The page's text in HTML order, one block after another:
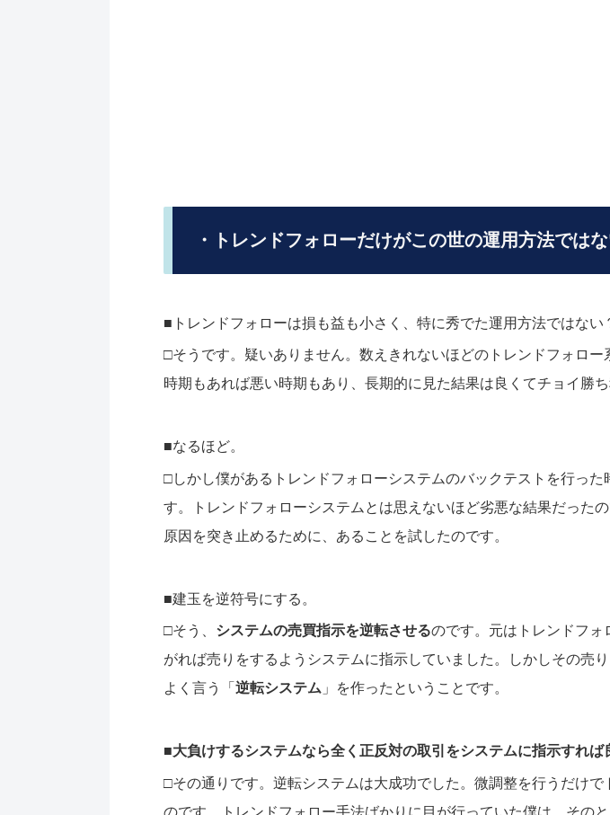
・トレンドフォローだけがこの世の運用方法では
■トレンドフォローは損も益も小さく、特に秀でた運用方法ではない
□そうです。疑いありません。数えきれないほどのトレンドフォロ
時期もあれば悪い時期もあり、長期的に見た結果は良くてチョイ勝
■なるほど。
□しかし僕があるトレンドフォローシステムのバックテストを行っ
す。トレンドフォローシステムとは思えないほど劣悪な結果だった
原因を突き止めるために、あることを試したのです。
■建玉を逆符号にする。
□そう、 システムの売買指示を逆転させるのです。元はトレンドフ
がれば売りをするようシステムに指示していました。しかしその売
よく言う「 逆転システム 」を作ったということです。
■大負けするシステムなら全く正反対の取引をシステムに指示すれば
□その通りです。逆転システムは大成功でした。微調整を行うだけ
のです。トレンドフォロー手法ばかりに目が行っていた僕は、そのと